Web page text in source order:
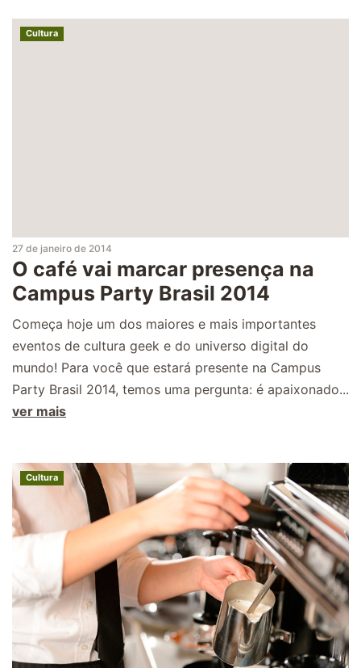
Cultura
27 de janeiro de 2014
O café vai marcar presença na
Campus Party Brasil 2014
Começa hoje um dos maiores e mais importantes
eventos de cultura geek e do universo digital do
mundo! Para você que estará presente na Campus
Party Brasil 2014, temos uma pergunta: é apaixonado...
ver mais
Cultura